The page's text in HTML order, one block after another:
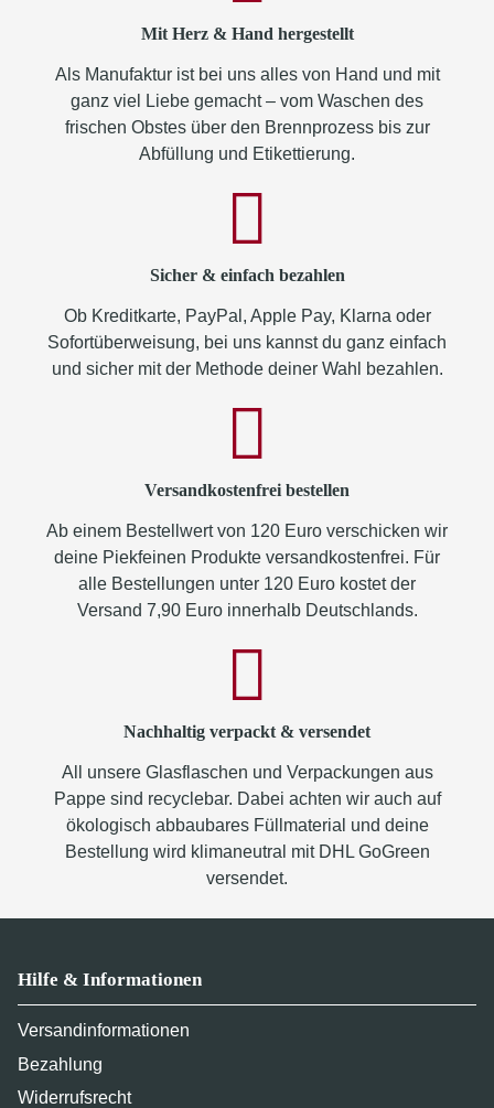
Mit Herz & Hand hergestellt
Als Manufaktur ist bei uns alles von Hand und mit
ganz viel Liebe gemacht – vom Waschen des
frischen Obstes über den Brennprozess bis zur
Abfüllung und Etikettierung.
Sicher & einfach bezahlen
Ob Kreditkarte, PayPal, Apple Pay, Klarna oder
Sofortüberweisung, bei uns kannst du ganz einfach
und sicher mit der Methode deiner Wahl bezahlen.
Versandkostenfrei bestellen
Ab einem Bestellwert von 120 Euro verschicken wir
deine Piekfeinen Produkte versandkostenfrei. Für
alle Bestellungen unter 120 Euro kostet der
Versand 7,90 Euro innerhalb Deutschlands.
Nachhaltig verpackt & versendet
All unsere Glasflaschen und Verpackungen aus
Pappe sind recyclebar. Dabei achten wir auch auf
ökologisch abbaubares Füllmaterial und deine
Bestellung wird klimaneutral mit DHL GoGreen
versendet.
Hilfe & Informationen
Versandinformationen
Bezahlung
Widerrufsrecht